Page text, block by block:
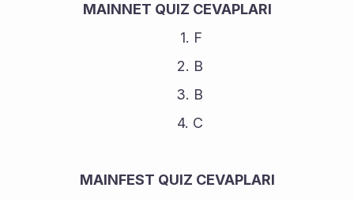
MAINNET QUIZ CEVAPLARI
F
B
B
C
MAINFEST QUIZ CEVAPLARI